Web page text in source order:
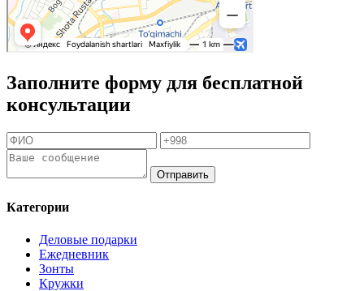
Заполните форму для бесплатной
консультации
Отправить
Категории
Деловые подарки
Ежедневник
Зонты
Кружки